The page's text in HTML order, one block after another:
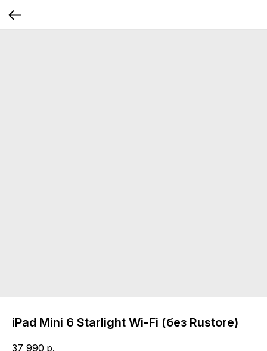
iPad Mini 6 Starlight Wi-Fi (без Rustore)
37 990 р.